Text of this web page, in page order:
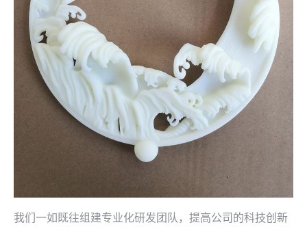
我们一如既往组建专业化研发团队，提高公司的科技创新